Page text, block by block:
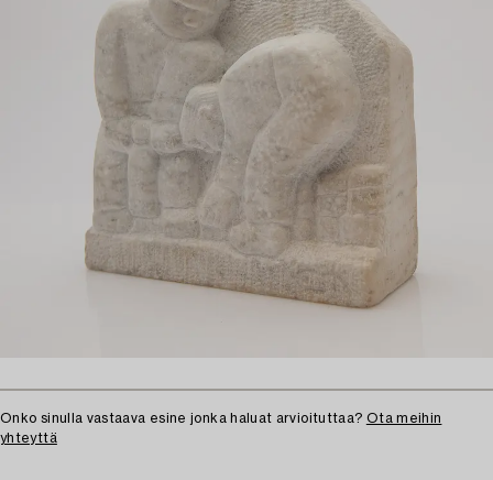
Onko sinulla vastaava esine jonka haluat arvioituttaa? Ota meihin
yhteyttä